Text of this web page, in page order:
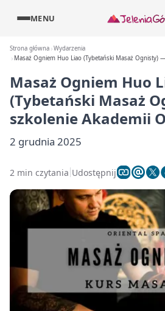
MENU
Strona główna Wydarzenia
Masaż Ogniem Huo Liao (Tybetański Masaż Ognisty)
Masaż Ogniem Huo
(Tybetański Masaż
szkolenie Akademii
2 grudnia 2025
2 min czytania Udostępnij